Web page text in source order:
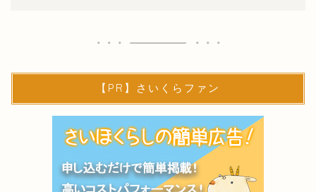
【PR】さいくらファン